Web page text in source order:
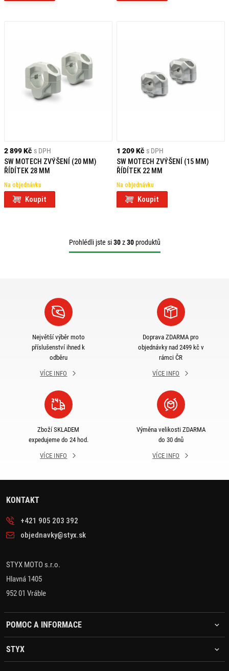
2 899 Kč s DPH
SW MOTECH ZVÝŠENÍ (20 MM)
ŘÍDÍTEK 28 MM
Na objednávku
Koupit
1 209 Kč s DPH
SW MOTECH ZVÝŠENÍ (15 MM)
ŘÍDÍTEK 22 MM
Na objednávku
Koupit
Prohlédli jste si30z30produktů
Největší výběr moto
příslušenství ihned k
odběru
VÍCE INFO
Doprava ZDARMA pro
objednávky nad 2499 kč v
rámci ČR
VÍCE INFO
Zboží SKLADEM
expedujeme do 24 hod.
VÍCE INFO
Výměna velikosti ZDARMA
do 30 dnů
VÍCE INFO
KONTAKT
+421 905 203 392
objednavky@styx.sk
STYX MOTO s.r.o.
Hlavná 1405
952 01 Vráble
POMOC A INFORMACE
STYX